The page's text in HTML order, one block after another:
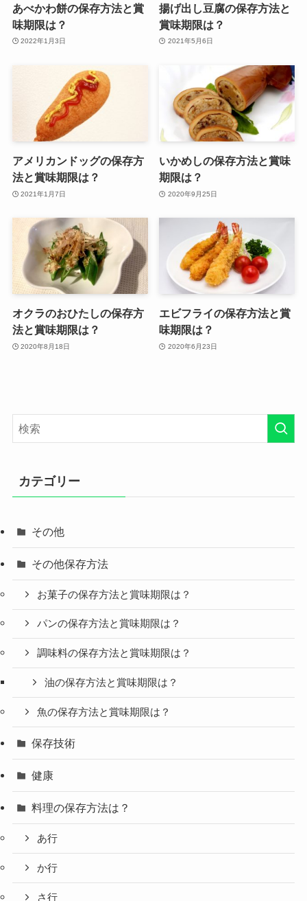
あべかわ餅の保存方法と賞
味期限は？
2022年1月3日
揚げ出し豆腐の保存方法と
賞味期限は？
2021年5月6日
アメリカンドッグの保存方
法と賞味期限は？
2021年1月7日
いかめしの保存方法と賞味
期限は？
2020年9月25日
オクラのおひたしの保存方
法と賞味期限は？
2020年8月18日
エビフライの保存方法と賞
味期限は？
2020年6月23日
カテゴリー
その他
その他保存方法
お菓子の保存方法と賞味期限は？
パンの保存方法と賞味期限は？
調味料の保存方法と賞味期限は？
油の保存方法と賞味期限は？
魚の保存方法と賞味期限は？
保存技術
健康
料理の保存方法は？
あ行
か行
さ行